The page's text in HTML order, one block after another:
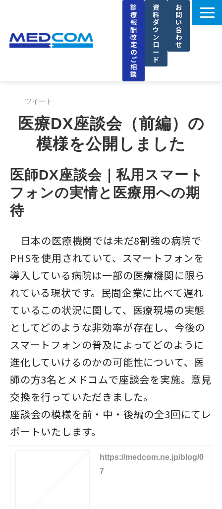
診
療
報
酬
改
定
の
ご
相
談
資
料
ダ
ウ
ン
ロ
ー
ド
お
問
い
合
わ
せ
導入事例
セミナー
お知らせ
企業情報
ツイート
医療DX座談会（前編）の
模様を公開しました
医師DX座談会｜私用スマート
フォンの実情と医療用への期
待
日本の医療機関では未だ8割強の病院で
PHSを使用されていて、スマートフォンを
導入している病院は一部の医療機関に限ら
れている現状です。民間企業に比べて遅れ
ているこの状況に関して、医療現場の実態
としてどのような非効率が存在し、今後の
スマートフォンの普及によってどのように
進化していけるのかの可能性について、医
師の方3名とメドコムで座談会を実施。意見
交換を行っていただきました。
座談会の模様を前・中・後編の全3回にてレ
ポートいたします。
https://medcom.ne.jp/blog/0
7